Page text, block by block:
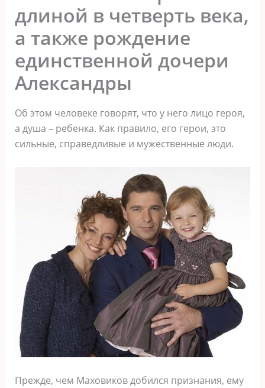
длиной в четверть века,
а также рождение
единственной дочери
Александры
Об этом человеке говорят, что у него лицо героя,
а душа – ребенка. Как правило, его герои, это
сильные, справедливые и мужественные люди.
Прежде, чем Маховиков добился признания, ему